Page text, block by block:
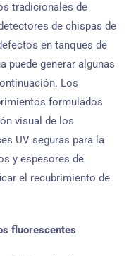
tradicionales de
de chispas de
en tanques de
puede generar algunas
Los
formulados
visual de los
UV seguras para la
y espesores de
el recubrimiento de
fluorescentes